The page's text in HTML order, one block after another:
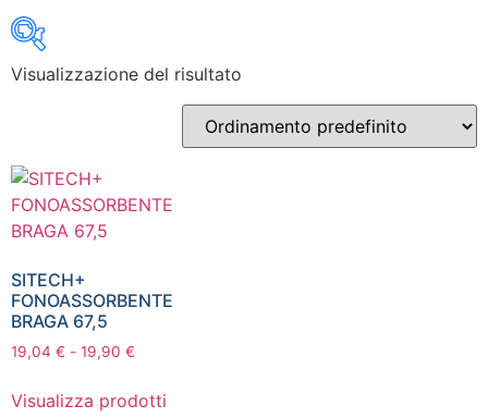
Inizia a digitare per attivare la ricerca
Visualizzazione del risultato
SITECH+
FONOASSORBENTE
BRAGA 67,5
19,04 € - 19,90 €
Visualizza prodotti